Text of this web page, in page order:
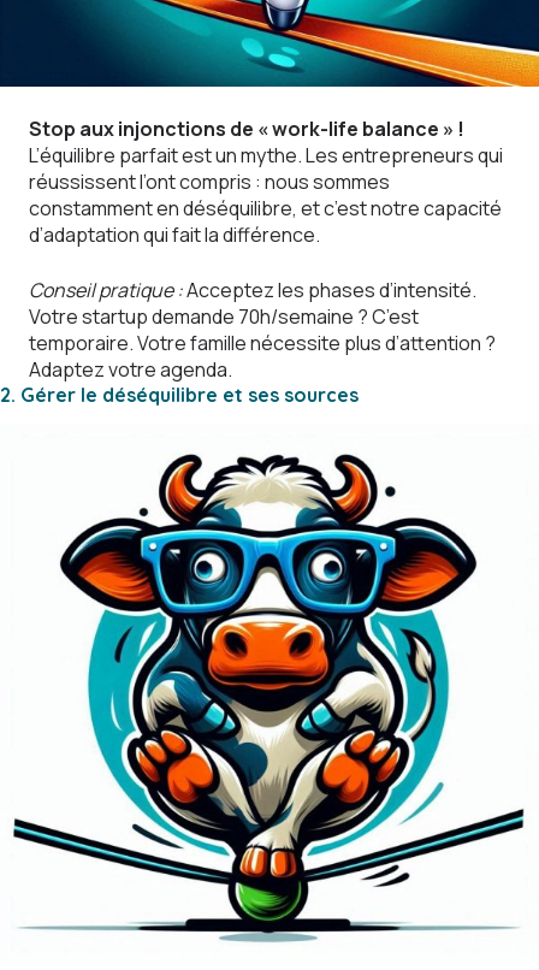
Stop aux injonctions de « work-life balance » !
L’équilibre parfait est un mythe. Les entrepreneurs qui
réussissent l’ont compris : nous sommes
constamment en déséquilibre, et c’est notre capacité
d’adaptation qui fait la différence.
Conseil pratique :Acceptez les phases d’intensité.
Votre startup demande 70h/semaine ? C’est
temporaire. Votre famille nécessite plus d’attention ?
Adaptez votre agenda.
2. Gérer le déséquilibre et ses sources